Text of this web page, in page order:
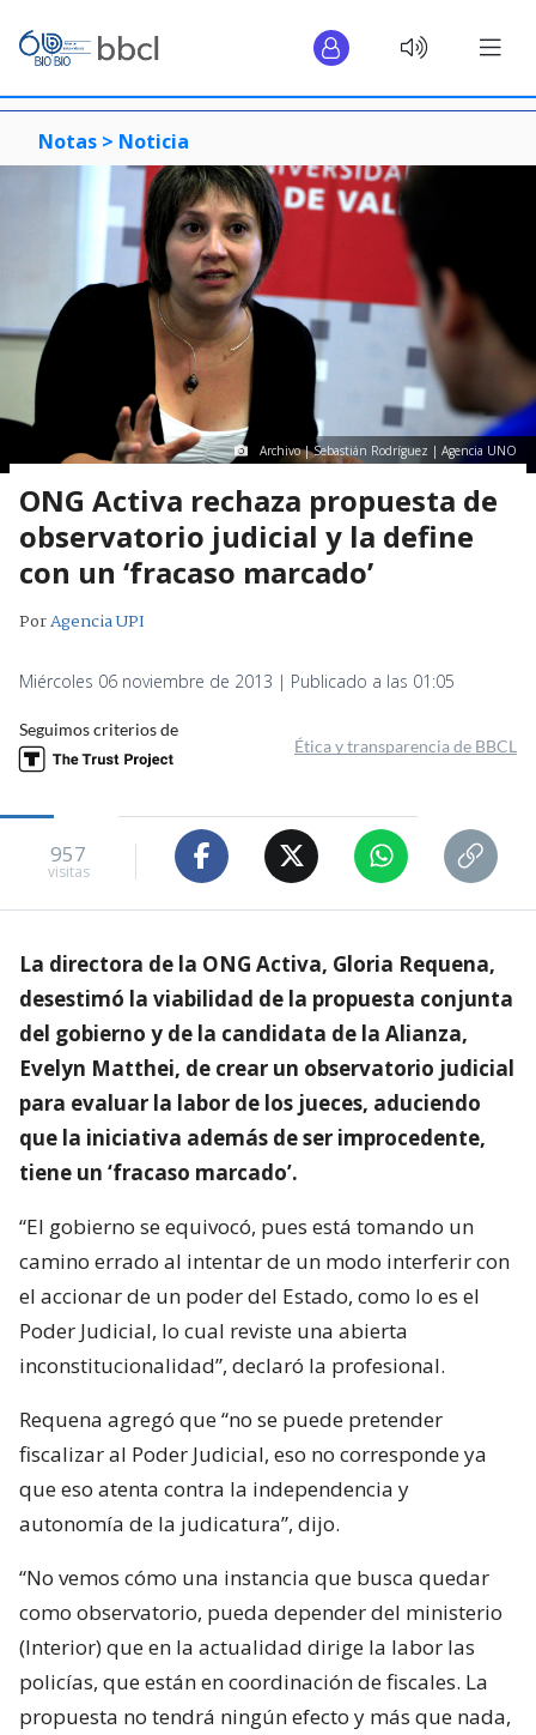
Notas > Noticia
Archivo | Sebastián Rodríguez | Agencia UNO
ONG Activa rechaza propuesta de
observatorio judicial y la define
con un ‘fracaso marcado’
PorAgencia UPI
Miércoles 06 noviembre de 2013 | Publicado a las 01:05
Seguimos criterios de
Ética y transparencia de BBCL
957
visitas
La directora de la ONG Activa, Gloria Requena,
desestimó la viabilidad de la propuesta conjunta
del gobierno y de la candidata de la Alianza,
Evelyn Matthei, de crear un observatorio judicial
para evaluar la labor de los jueces, aduciendo
que la iniciativa además de ser improcedente,
tiene un ‘fracaso marcado’.
“El gobierno se equivocó, pues está tomando un
camino errado al intentar de un modo interferir con
el accionar de un poder del Estado, como lo es el
Poder Judicial, lo cual reviste una abierta
inconstitucionalidad”, declaró la profesional.
Requena agregó que “no se puede pretender
fiscalizar al Poder Judicial, eso no corresponde ya
que eso atenta contra la independencia y
autonomía de la judicatura”, dijo.
“No vemos cómo una instancia que busca quedar
como observatorio, pueda depender del ministerio
(Interior) que en la actualidad dirige la labor las
policías, que están en coordinación de fiscales. La
propuesta no tendrá ningún efecto y más que nada,